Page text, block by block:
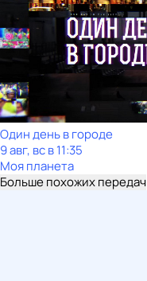
Один день в городе
9 авг, вс в 11:35
Моя планета
Больше похожих передач